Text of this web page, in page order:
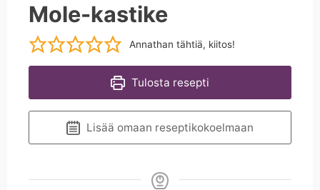
Mole-kastike
Annathan tähtiä, kiitos!
Tulosta resepti
Lisää omaan reseptikokoelmaan